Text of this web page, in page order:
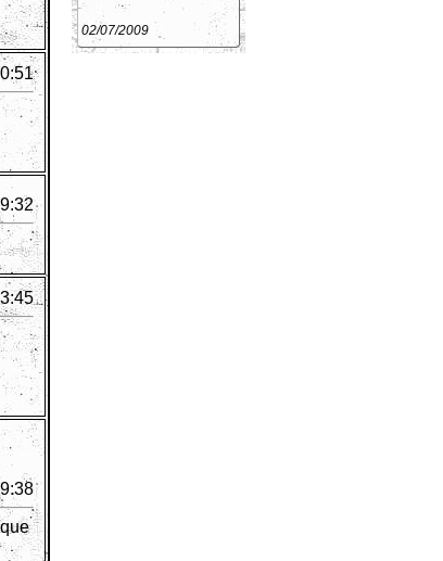
02/07/2009